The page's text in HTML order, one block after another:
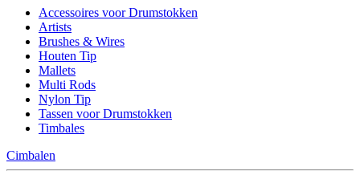
Accessoires voor Drumstokken
Artists
Brushes & Wires
Houten Tip
Mallets
Multi Rods
Nylon Tip
Tassen voor Drumstokken
Timbales
Cimbalen